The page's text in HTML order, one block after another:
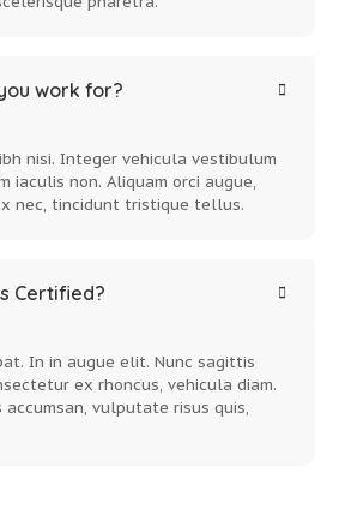
work for?
nisi. Integer vehicula vestibulum
iaculis non. Aliquam orci augue,
nec, tincidunt tristique tellus.
Certified?
In in augue elit. Nunc sagittis
ex rhoncus, vehicula diam.
vulputate risus quis,